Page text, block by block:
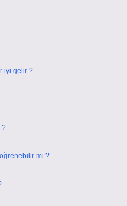
iyi gelir ?
?
mi ?